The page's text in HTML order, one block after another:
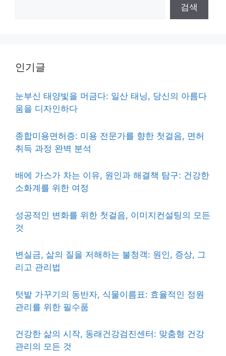
검색
인기글
눈부신 태양빛을 머금다: 일산 태닝, 당신의 아름다
움을 디자인하다
종합미용면허증: 미용 전문가를 향한 첫걸음, 면허
취득 과정 완벽 분석
배에 가스가 차는 이유, 원인과 해결책 탐구: 건강한
소화계를 위한 여정
성공적인 변화를 위한 첫걸음, 이미지컨설팅의 모든
것
변실금, 삶의 질을 저해하는 불청객: 원인, 증상, 그
리고 관리법
텃밭 가꾸기의 동반자, 식물이름표: 효율적인 정원
관리를 위한 필수품
건강한 삶의 시작, 동래건강검진센터: 맞춤형 건강
관리의 모든 것